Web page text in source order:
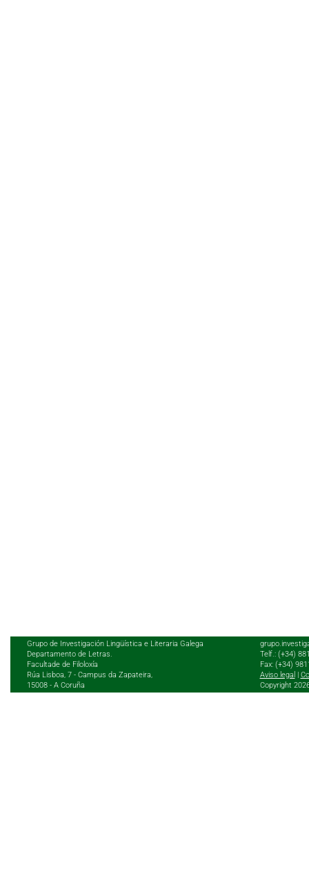
Grupo de Investigación Lingüística e Literaria Galega
Departamento de Letras.
Facultade de Filoloxía
Rúa Lisboa, 7 - Campus da Zapateira,
15008 - A Coruña
Telf.: (+34)
Fax: (+34)
Aviso legal |
Copyright